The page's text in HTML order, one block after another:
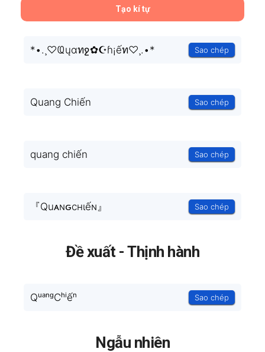
Tạo kí tự
*•.¸♡Ҩųαทջ✿☪ɦ¡ếท♡¸.•* Sao chép
Quang Chiến Sao chép
quang chiến Sao chép
『Quᴀɴԍcнιếɴ』 Sao chép
Đề xuất - Thịnh hành
QᵘᵃⁿᵍCʰⁱếⁿ Sao chép
Ngẫu nhiên